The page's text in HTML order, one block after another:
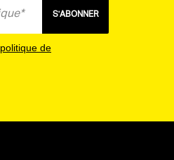
S'ABONNER
politique de